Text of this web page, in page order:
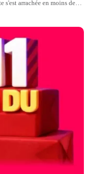
s'est arrachée en moins de